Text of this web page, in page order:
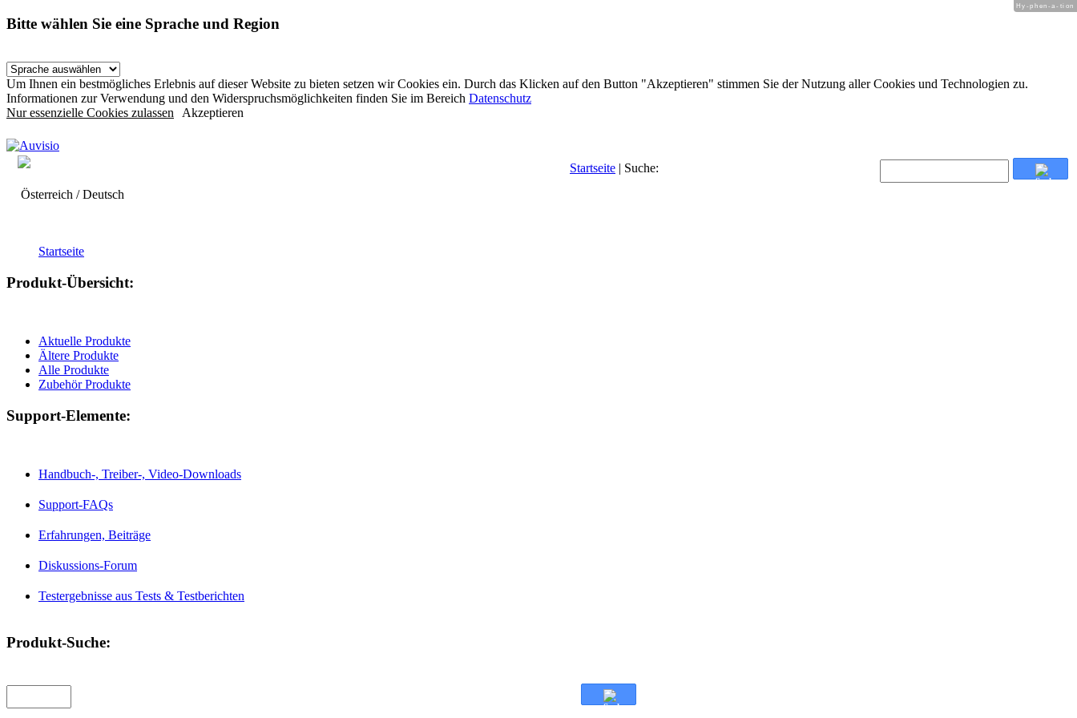
Bitte wählen Sie eine Sprache und Region
Um Ihnen ein bestmögliches Erlebnis auf dieser Website zu bieten setzen wir Cookies ein. Durch das Klicken auf den Button "Akzeptieren" stimmen Sie der Nutzung aller Cookies und Technologien zu.
Informationen zur Verwendung und den Widerspruchsmöglichkeiten finden Sie im Bereich Datenschutz
Nur essenzielle Cookies zulassen Akzeptieren
Österreich / Deutsch
Startseite | Suche:
Startseite
Produkt-Übersicht:
Aktuelle Produkte
Ältere Produkte
Alle Produkte
Zubehör Produkte
Support-Elemente:
Handbuch-, Treiber-, Video-Downloads
Support-FAQs
Erfahrungen, Beiträge
Diskussions-Forum
Testergebnisse aus Tests & Testberichten
Produkt-Suche:
Hy-phen-a-tion